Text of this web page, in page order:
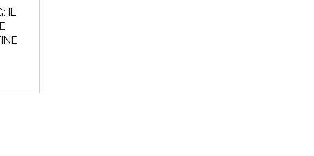
IL